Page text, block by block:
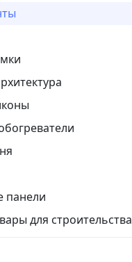
панели
для строительства